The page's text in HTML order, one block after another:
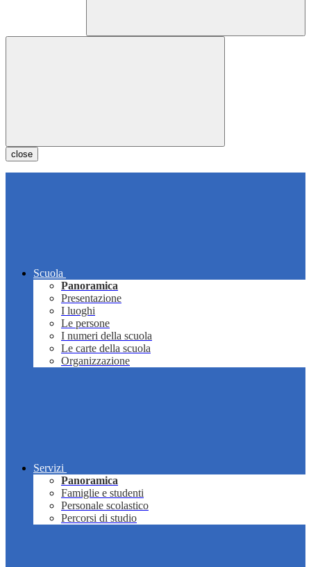
close
Scuola
Panoramica
Presentazione
I luoghi
Le persone
I numeri della scuola
Le carte della scuola
Organizzazione
Servizi
Panoramica
Famiglie e studenti
Personale scolastico
Percorsi di studio